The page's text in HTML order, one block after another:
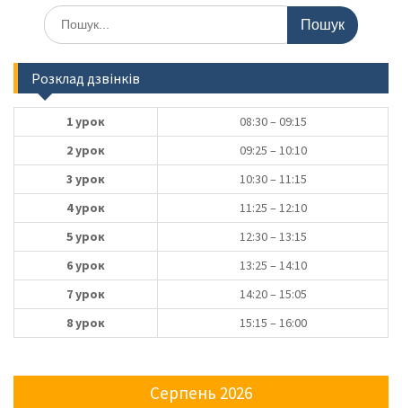
Шукати:
Розклад дзвінків
1 урок
08:30 – 09:15
2 урок
09:25 – 10:10
3 урок
10:30 – 11:15
4 урок
11:25 – 12:10
5 урок
12:30 – 13:15
6 урок
13:25 – 14:10
7 урок
14:20 – 15:05
8 урок
15:15 – 16:00
Серпень 2026